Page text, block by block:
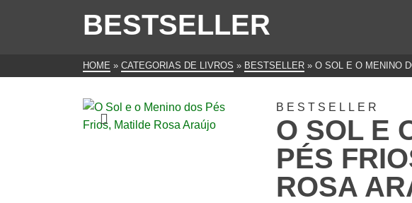
BESTSELLER
HOME » CATEGORIAS DE LIVROS » BESTSELLER » O SOL E O MENINO
BESTSELLER
O SOL E
PÉS
ROSA